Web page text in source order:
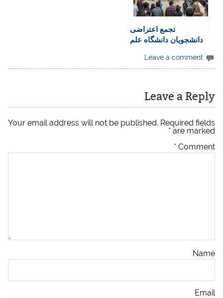
تجمع اعتراضی
دانشجویان دانشگاه علم
پادگان نیست»
Leave a comment
Leave a Reply
Your email address will not be published. Required fields
are marked
*
Comment
*
Name
Email